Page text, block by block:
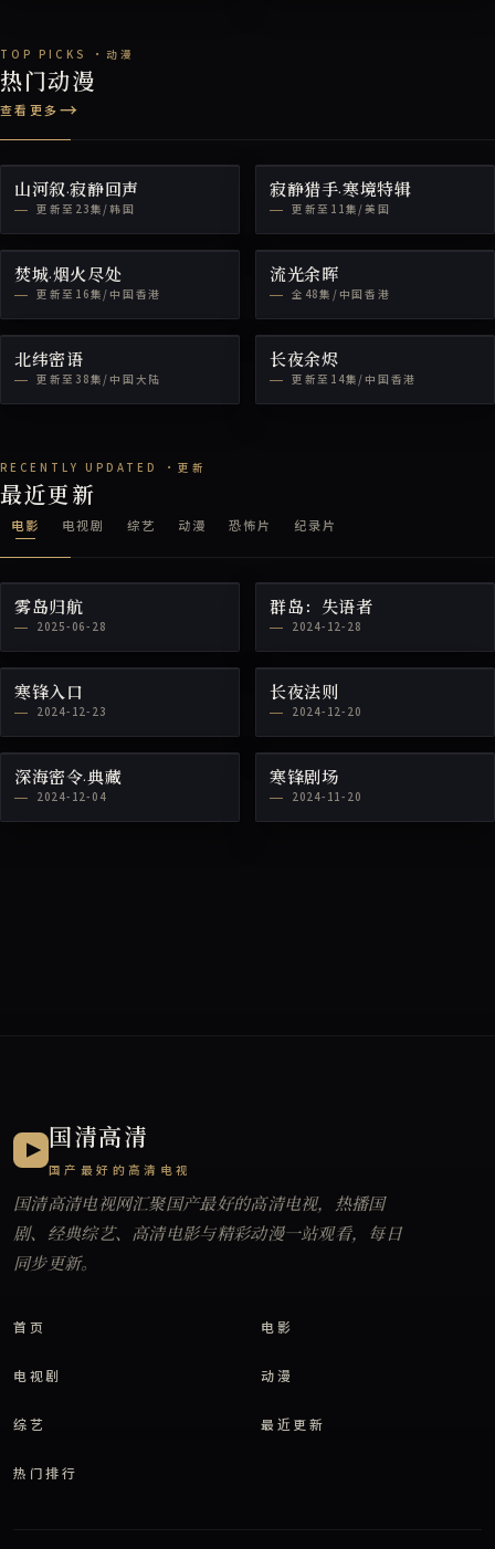
热门动漫
查看更多
山河叙·寂静回声
更新至23集/韩国
寂静猎手·寒境特辑
更新至11集/美国
焚城·烟火尽处
更新至16集/中国香港
流光余晖
全48集/中国香港
北纬密语
更新至38集/中国大陆
长夜余烬
更新至14集/中国香港
最近更新
电影 电视剧 综艺 动漫 恐怖片 纪录片
雾岛归航
2025-06-28
群岛：失语者
2024-12-28
寒锋入口
2024-12-23
长夜法则
2024-12-20
深海密令·典藏
2024-12-04
寒锋剧场
2024-11-20
国清高清
国产最好的高清电视
国清高清电视网汇聚国产最好的高清电视，热播国
剧、经典综艺、高清电影与精彩动漫一站观看，每日
同步更新。
首页 电影
电视剧 动漫
综艺 最近更新
热门排行